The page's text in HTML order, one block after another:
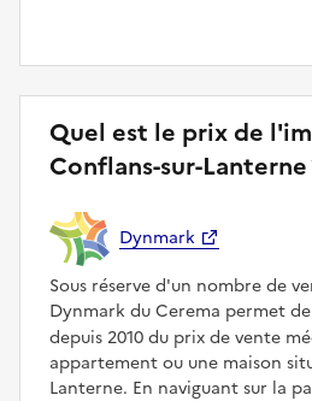
Quel est le prix de
Conflans-sur-Lanterne
Dynmark
Sous réserve d'un nombre de
Dynmark du Cerema permet
depuis 2010 du prix de vente
appartement ou une maison
Lanterne. En naviguant sur la